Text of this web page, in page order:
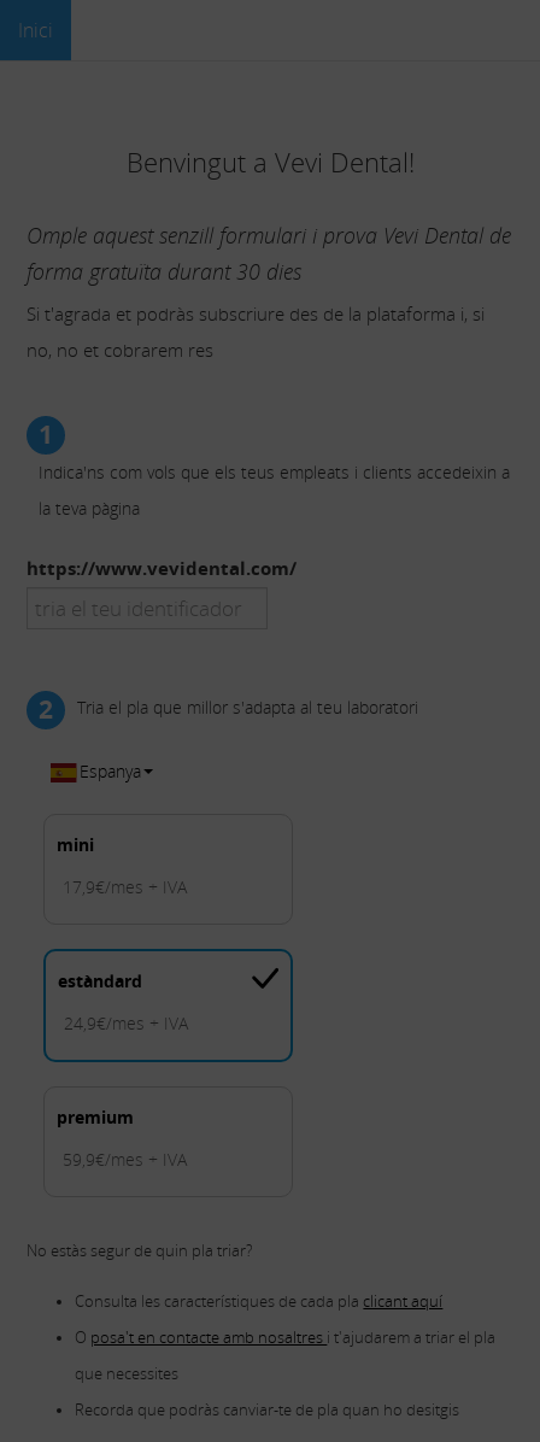
Inici
Benvingut a Vevi Dental!
Omple aquest senzill formulari i prova Vevi Dental de
forma gratuïta durant 30 dies
Si t'agrada et podràs subscriure des de la plataforma i, si
no, no et cobrarem res
1
Indica'ns com vols que els teus empleats i clients accedeixin a
la teva pàgina
https://www.vevidental.com/
2 Tria el pla que millor s'adapta al teu laboratori
Espanya
mini
17,9€/mes + IVA
estàndard
24,9€/mes + IVA
premium
59,9€/mes + IVA
No estàs segur de quin pla triar?
Consulta les característiques de cada pla clicant aquí
O posa't en contacte amb nosaltres i t'ajudarem a triar el pla
que necessites
Recorda que podràs canviar-te de pla quan ho desitgis